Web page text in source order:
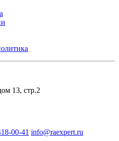
13, стр.2
00-41 info@raexpert.ru